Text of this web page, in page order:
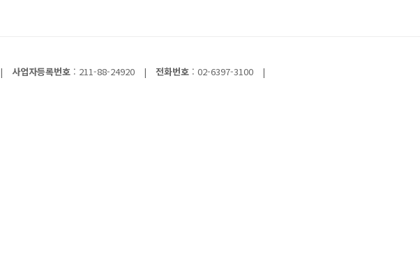
| 사업자등록번호 : 211-88-24920 | 전화번호 : 02-6397-3100
|